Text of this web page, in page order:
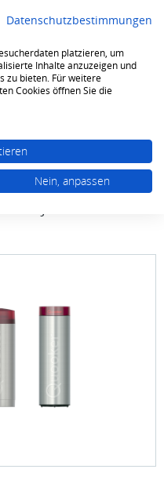
0
& CUBE
Datenschutzbestimmungen
platzieren, um
Inhalte anzuzeigen und
zu bieten. Für weitere
Cookies öffnen Sie die
Nein, anpassen